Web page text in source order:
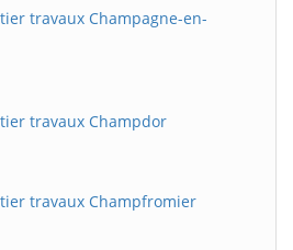
travaux Champagne-en-
travaux Champdor
travaux Champfromier